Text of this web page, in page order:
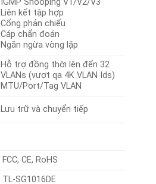
IGMP Snooping V1/V2/V3
Liên kết tập hợp
Cổng phản chiếu
Cáp chẩn đoán
Ngăn ngừa vòng lặp
Hỗ trợ đồng thời lên đến 32
VLANs (vượt qa 4K VLAN Ids)
MTU/Port/Tag VLAN
Lưu trữ và chuyển tiếp
FCC, CE, RoHS
TL-SG1016DE